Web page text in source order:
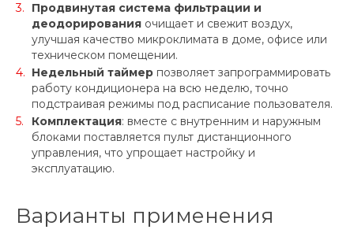
Продвинутая система фильтрации и
деодорирования очищает и свежит воздух,
улучшая качество микроклимата в доме, офисе или
техническом помещении.
Недельный таймер позволяет запрограммировать
работу кондиционера на всю неделю, точно
подстраивая режимы под расписание пользователя.
Комплектация: вместе с внутренним и наружным
блоками поставляется пульт дистанционного
управления, что упрощает настройку и
эксплуатацию.
Варианты применения